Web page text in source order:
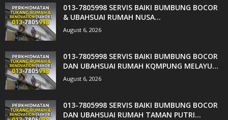
013-7805998 SERVIS BAIKI BUMBUNG BOCOR
& UBAHSUAI RUMAH NUSA...
August 6, 2026
013-7805998 SERVIS BAIKI BUMBUNG BOCOR
DAN UBAHSUAI RUMAH KQMPUNG MELAYU...
August 6, 2026
013-7805998 SERVIS BAIKI BUMBUNG BOCOR
DAN UBAHSUAI RUMAH TAMAN PUTRI...